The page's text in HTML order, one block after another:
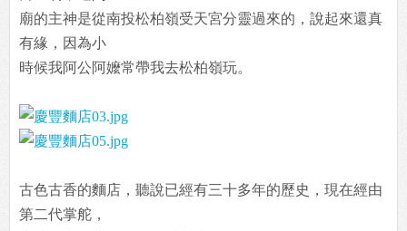
廟的主神是從南投松柏嶺受天宮分靈過來的，說起來還真
有緣，因為小
時候我阿公阿嬤常帶我去松柏嶺玩。
古色古香的麵店，聽說已經有三十多年的歷史，現在經由
第二代掌舵，